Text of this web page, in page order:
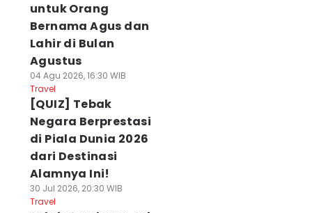
untuk Orang
Bernama Agus dan
Lahir di Bulan
Agustus
04 Agu 2026, 16:30 WIB
Travel
[QUIZ] Tebak
Negara Berprestasi
di Piala Dunia 2026
dari Destinasi
Alamnya Ini!
30 Jul 2026, 20:30 WIB
Travel